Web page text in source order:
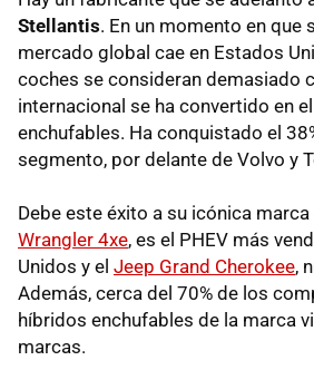
Stellantis. En un momento en que
mercado global cae en Estados
coches se consideran demasiado
internacional se ha convertido en
enchufables. Ha conquistado el
segmento, por delante de Volvo y
Debe este éxito a su icónica marca
Wrangler 4xe, es el PHEV más
Unidos y el Jeep Grand Cherokee,
Además, cerca del 70% de los
híbridos enchufables de la marca
marcas.